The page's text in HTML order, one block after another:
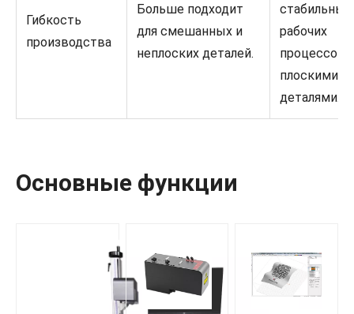
Гибкость
производства
Больше подходит
для смешанных и
неплоских деталей.
стабильных
рабочих
процессов
плоскими
деталями.
Основные функции